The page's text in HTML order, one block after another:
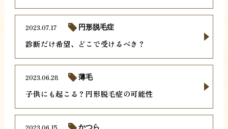
診断だけ希望、どこで受けるべき？
2023.07.17 円形脱毛症
子供にも起こる？円形脱毛症の可能性
2023.06.28 薄毛
2023.06.15 かつら